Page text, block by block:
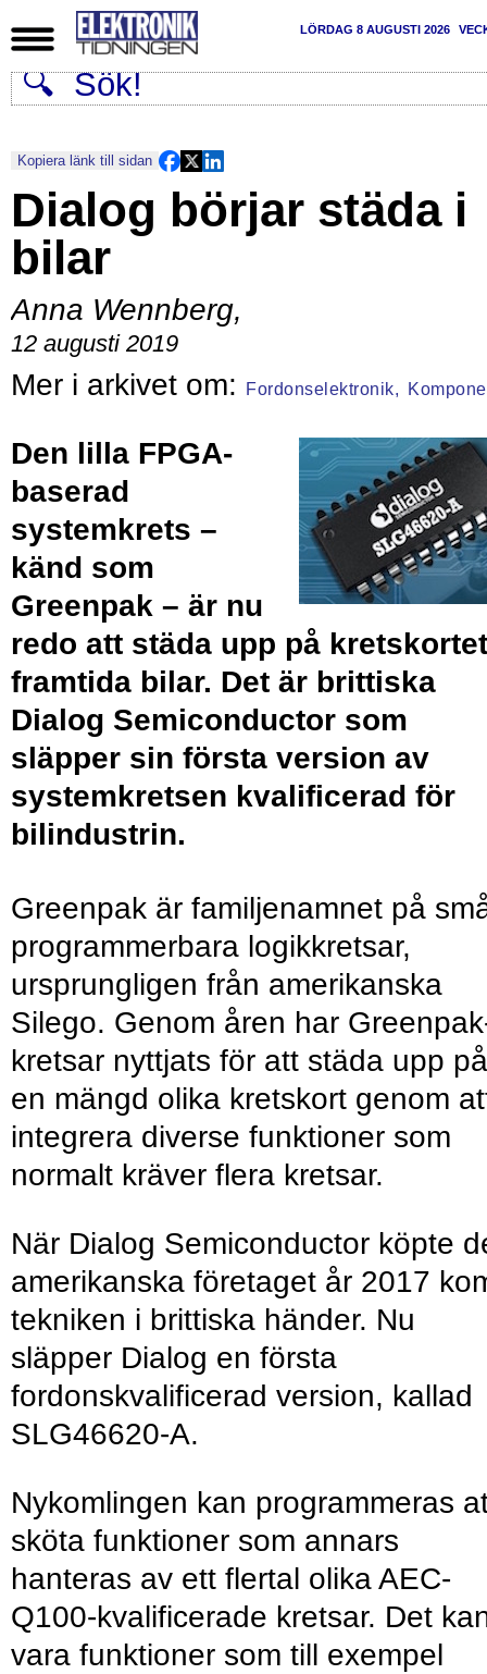
LÖRDAG 8 AUGUSTI 2026
Kopiera länk till sidan
Dialog börjar städa i
bilar
Anna Wennberg,
12 augusti 2019
Fordonselektronik,
Den lilla FPGA-
baserad
systemkrets –
känd som
Greenpak – är nu
redo att städa upp på
framtida bilar. Det är brittiska
Dialog Semiconductor som
släpper sin första version av
systemkretsen kvalificerad för
bilindustrin.
Greenpak är familjenamnet på
programmerbara logikkretsar,
ursprungligen från amerikanska
Silego. Genom åren har
kretsar nyttjats för att städa upp på
en mängd olika kretskort genom
integrera diverse funktioner som
normalt kräver flera kretsar.
När Dialog Semiconductor köpte
amerikanska företaget år 2017
tekniken i brittiska händer. Nu
släpper Dialog en första
fordonskvalificerad version, kallad
SLG46620-A.
Nykomlingen kan programmeras
sköta funktioner som annars
hanteras av ett flertal olika AEC-
Q100-kvalificerade kretsar. Det
vara funktioner som till exempel